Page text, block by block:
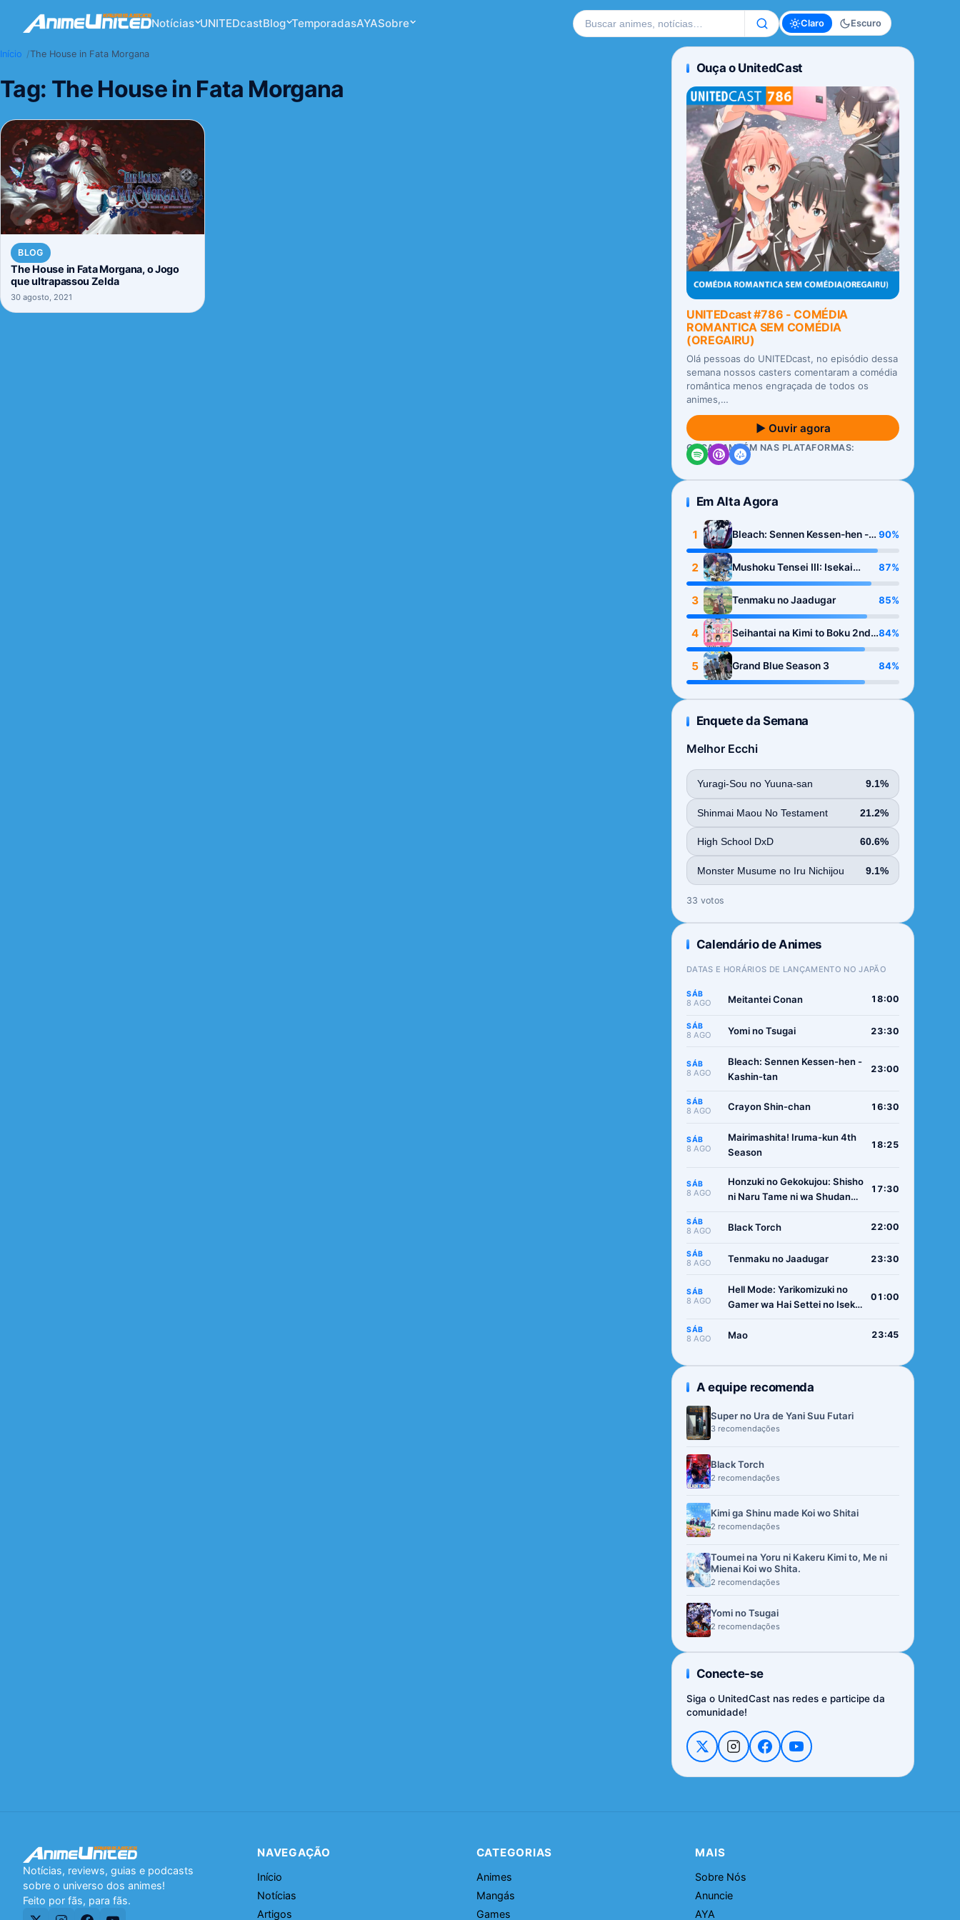
Notícias UNITEDcastBlog TemporadasAYASobre Buscar no site Claro Escuro
Início The House in Fata Morgana
Tag: The House in Fata Morgana
BLOG
The House in Fata Morgana, o Jogo
que ultrapassou Zelda
30 agosto, 2021
Ouça o UnitedCast
UNITEDcast #786 - COMÉDIA
ROMANTICA SEM COMÉDIA
(OREGAIRU)
Olá pessoas do UNITEDcast, no episódio dessa
semana nossos casters comentaram a comédia
romântica menos engraçada de todos os
animes,…
▶ Ouvir agora
OUÇA TAMBÉM NAS PLATAFORMAS:
Em Alta Agora
1
Bleach: Sennen Kessen-hen -
Kashin-tan
90%
2
Mushoku Tensei III: Isekai
Ittara Honki Dasu
87%
3 Tenmaku no Jaadugar 85%
4
Seihantai na Kimi to Boku 2nd
Season
84%
5 Grand Blue Season 3 84%
Enquete da Semana
Melhor Ecchi
Yuragi-Sou no Yuuna-san 9.1%
Shinmai Maou No Testament 21.2%
High School DxD 60.6%
Monster Musume no Iru Nichijou 9.1%
33 votos
Calendário de Animes
DATAS E HORÁRIOS DE LANÇAMENTO NO JAPÃO
SÁB
8 AGO Meitantei Conan 18:00
SÁB
8 AGO Yomi no Tsugai 23:30
SÁB
8 AGO
Bleach: Sennen Kessen-hen -
Kashin-tan
23:00
SÁB
8 AGO Crayon Shin-chan 16:30
SÁB
8 AGO
Mairimashita! Iruma-kun 4th
Season
18:25
SÁB
8 AGO
Honzuki no Gekokujou: Shisho
ni Naru Tame ni wa Shudan
Ryoushu no Youjo
17:30
SÁB
8 AGO Black Torch 22:00
SÁB
8 AGO Tenmaku no Jaadugar 23:30
SÁB
8 AGO
Hell Mode: Yarikomizuki no
Gamer wa Hai Settei no Isekai
01:00
SÁB
8 AGO Mao 23:45
A equipe recomenda
Super no Ura de Yani Suu Futari
3 recomendações
Black Torch
2 recomendações
Kimi ga Shinu made Koi wo Shitai
2 recomendações
Toumei na Yoru ni Kakeru Kimi to, Me ni
Mienai Koi wo Shita.
2 recomendações
Yomi no Tsugai
2 recomendações
Conecte-se
Siga o UnitedCast nas redes e participe da
comunidade!
Notícias, reviews, guias e podcasts
sobre o universo dos animes!
Feito por fãs, para fãs.
NAVEGAÇÃO
Início
Notícias
Artigos
CATEGORIAS
Animes
Mangás
Games
MAIS
Sobre Nós
Anuncie
AYA